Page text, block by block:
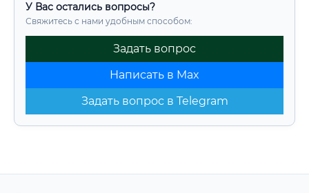
У Вас остались вопросы?
Свяжитесь с нами удобным способом:
Задать вопрос
Написать в Max
Задать вопрос в Telegram